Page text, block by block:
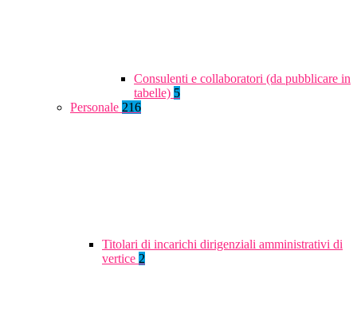
Consulenti e collaboratori (da pubblicare in
tabelle) 5
Personale 216
Titolari di incarichi dirigenziali amministrativi di
vertice 2